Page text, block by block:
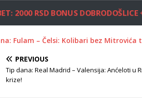
2000 RSD BONUS
Fulam – Čelsi: Kolibari bez Mitrovića
PREVIOUS
Tip dana: Real Madrid – Valensija: Anćeloti u
krize!